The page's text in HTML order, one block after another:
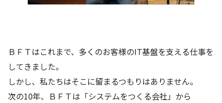
ＢＦＴはこれまで、多くのお客様のIT基盤を支える仕事を
してきました。
しかし、私たちはそこに留まるつもりはありません。
次の10年、ＢＦＴは「システムをつくる会社」から